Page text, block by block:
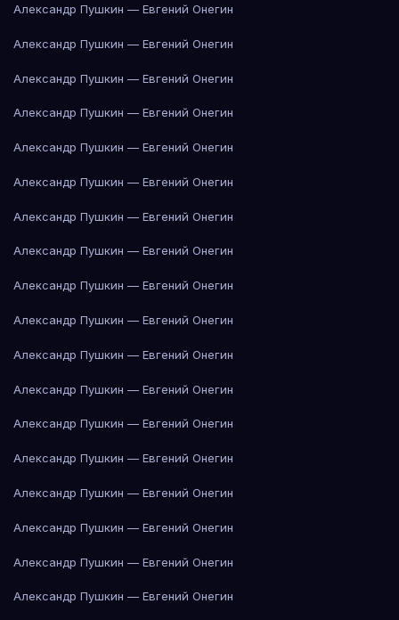
Александр Пушкин — Евгений Онегин
Александр Пушкин — Евгений Онегин
Александр Пушкин — Евгений Онегин
Александр Пушкин — Евгений Онегин
Александр Пушкин — Евгений Онегин
Александр Пушкин — Евгений Онегин
Александр Пушкин — Евгений Онегин
Александр Пушкин — Евгений Онегин
Александр Пушкин — Евгений Онегин
Александр Пушкин — Евгений Онегин
Александр Пушкин — Евгений Онегин
Александр Пушкин — Евгений Онегин
Александр Пушкин — Евгений Онегин
Александр Пушкин — Евгений Онегин
Александр Пушкин — Евгений Онегин
Александр Пушкин — Евгений Онегин
Александр Пушкин — Евгений Онегин
Александр Пушкин — Евгений Онегин